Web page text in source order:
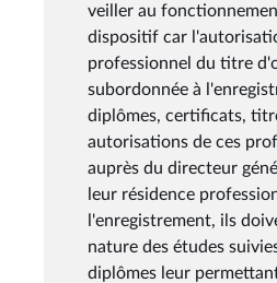
veiller au
dispositif car
professionnel du titre
subordonnée à
diplômes, certificats,
autorisations de ces
auprès du directeur
leur résidence
l'enregistrement, ils
nature des études
diplômes leur